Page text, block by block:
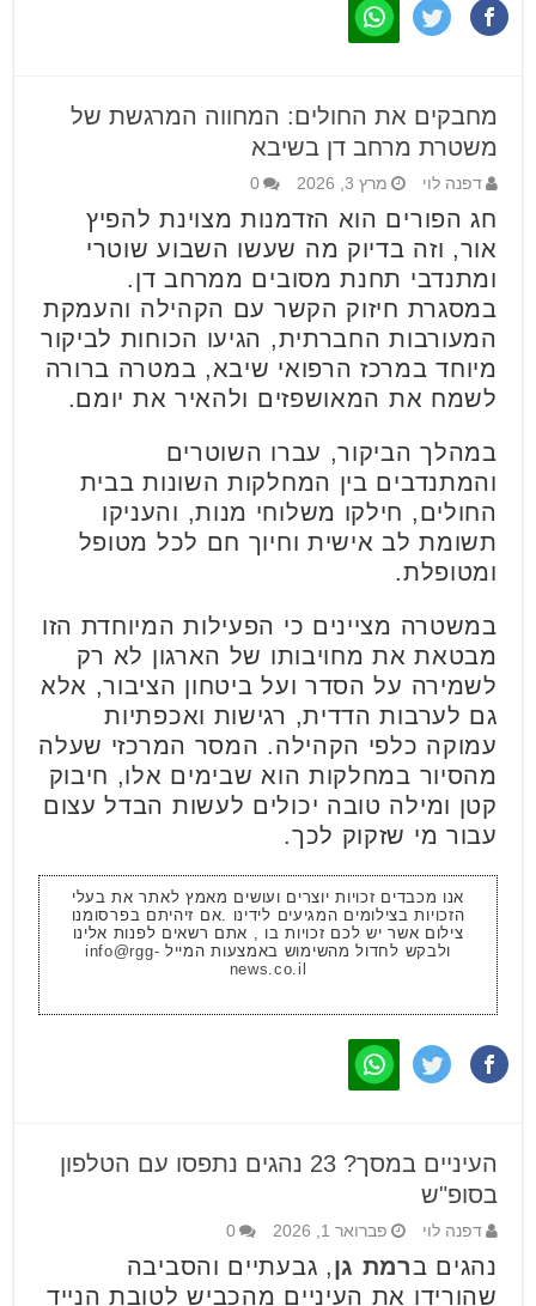
מחבקים את החולים: המחווה המרגשת של
משטרת מרחב דן בשיבא
דפנה לוי מרץ 3, 2026 0
חג הפורים הוא הזדמנות מצוינת להפיץ
אור, וזה בדיוק מה שעשו השבוע שוטרי
ומתנדבי תחנת מסובים ממרחב דן.
במסגרת חיזוק הקשר עם הקהילה והעמקת
המעורבות החברתית, הגיעו הכוחות לביקור
מיוחד במרכז הרפואי שיבא, במטרה ברורה
לשמח את המאושפזים ולהאיר את יומם.
במהלך הביקור, עברו השוטרים
והמתנדבים בין המחלקות השונות בבית
החולים, חילקו משלוחי מנות, והעניקו
תשומת לב אישית וחיוך חם לכל מטופל
ומטופלת.
במשטרה מציינים כי הפעילות המיוחדת הזו
מבטאת את מחויבותו של הארגון לא רק
לשמירה על הסדר ועל ביטחון הציבור, אלא
גם לערבות הדדית, רגישות ואכפתיות
עמוקה כלפי הקהילה. המסר המרכזי שעלה
מהסיור במחלקות הוא שבימים אלו, חיבוק
קטן ומילה טובה יכולים לעשות הבדל עצום
עבור מי שזקוק לכך.
אנו מכבדים זכויות יוצרים ועושים מאמץ לאתר את בעלי
הזכויות בצילומים המגיעים לידינו .אם זיהיתם בפרסומנו
צילום אשר יש לכם זכויות בו , אתם רשאים לפנות אלינו
ולבקש לחדול מהשימוש באמצעות המייל info@rgg-
news.co.il
העיניים במסך? 23 נהגים נתפסו עם הטלפון
בסופ"ש
דפנה לוי פברואר 1, 2026 0
נהגים ברמת גן, גבעתיים והסביבה
שהורידו את העיניים מהכביש לטובת הנייד